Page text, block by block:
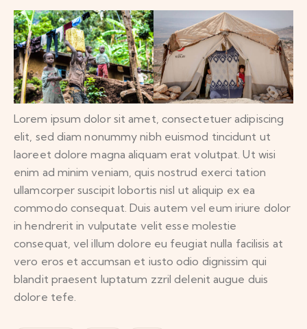
Lorem ipsum dolor sit amet, consectetuer adipiscing
elit, sed diam nonummy nibh euismod tincidunt ut
laoreet dolore magna aliquam erat volutpat. Ut wisi
enim ad minim veniam, quis nostrud exerci tation
ullamcorper suscipit lobortis nisl ut aliquip ex ea
commodo consequat. Duis autem vel eum iriure dolor
in hendrerit in vulputate velit esse molestie
consequat, vel illum dolore eu feugiat nulla facilisis at
vero eros et accumsan et iusto odio dignissim qui
blandit praesent luptatum zzril delenit augue duis
dolore tefe.